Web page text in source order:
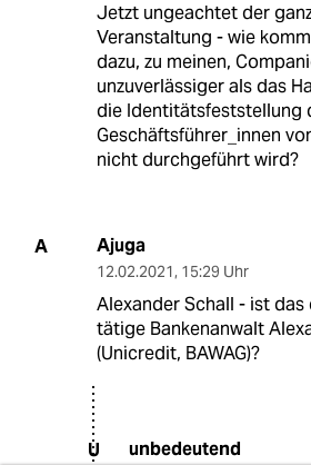
Jetzt ungeachtet der
Veranstaltung - wie
dazu, zu meinen,
unzuverlässiger als das
die Identitätsfeststellung
Geschäftsführer_innen
nicht durchgeführt wird?
A Ajuga
12.02.2021, 15:29 Uhr
Alexander Schall - ist
tätige Bankenanwalt
(Unicredit, BAWAG)?
U unbedeutend